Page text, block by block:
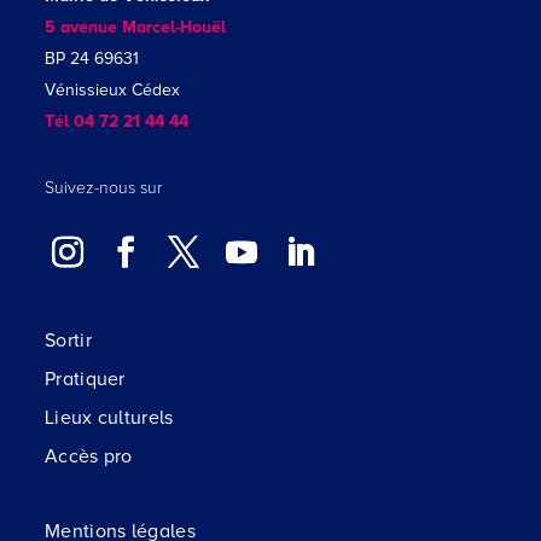
5 avenue Marcel-Houël
BP 24 69631
Vénissieux Cédex
Tél 04 72 21 44 44
Suivez-nous sur
Sortir
Pratiquer
Lieux culturels
Accès pro
Mentions légales